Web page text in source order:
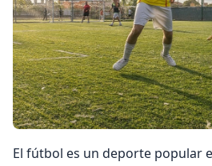
El fútbol es un deporte popular